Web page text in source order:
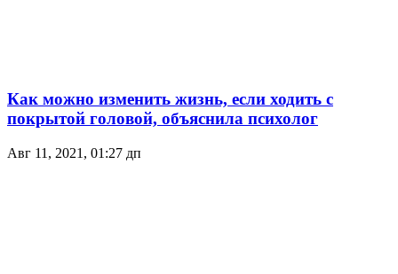
Как можно изменить жизнь, если ходить с
покрытой головой, объяснила психолог
Авг 11, 2021, 01:27 дп